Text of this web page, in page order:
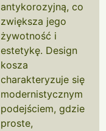
antykorozyjną, co
zwiększa jego
żywotność i
estetykę. Design
kosza
charakteryzuje się
modernistycznym
podejściem, gdzie
proste,